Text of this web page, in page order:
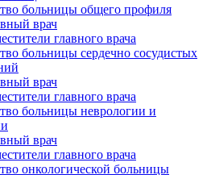
больницы общего профиля
врач
главного врача
больницы сердечно сосудистых
врач
главного врача
больницы неврологии и
врач
главного врача
онкологической больницы